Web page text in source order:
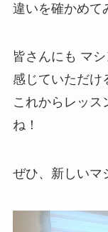
違いを確かめて
皆さんにも マ
感じていただけ
これからレッス
ね！
ぜひ、新しいマ